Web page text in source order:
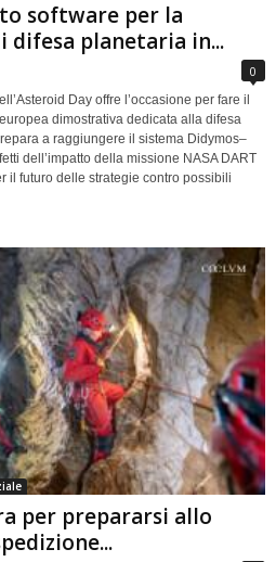
software per la
difesa planetaria in...
0
Day offre l’occasione per fare il
dimostrativa dedicata alla difesa
a raggiungere il sistema Didymos–
dell’impatto della missione NASA DART
il futuro delle strategie contro possibili
per prepararsi allo